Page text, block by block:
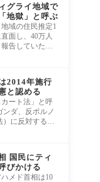
グライ地域で
地獄」と呼ぶ
域の住民推定1
面し、40万人
告していた。 2
2014年施行
と認める
ート法」と呼
ンダ、反ポルノ
）に反対する抗
国民にティ
びかける
メド首相は10